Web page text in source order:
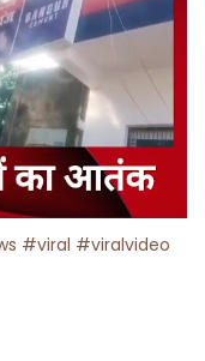
#viral #viralvideo